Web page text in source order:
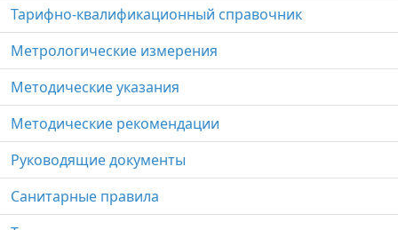
Тарифно-квалификационный справочник
Метрологические измерения
Методические указания
Методические рекомендации
Руководящие документы
Санитарные правила